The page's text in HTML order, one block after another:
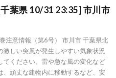
葉県 10/31 23:35] 市川市
注意情報（第6号） 市川市 千葉県北
しい突風が発生しやすい気象状況
てください。雷や急な風の変化など
頑丈な建物内に移動するなど、安